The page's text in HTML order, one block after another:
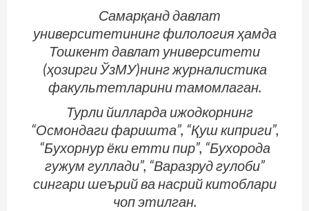
Самарқанд давлат
университетининг филология ҳамда
Тошкент давлат университети
(ҳозирги ЎзМУ)нинг журналистика
факультетларини тамомлаган.
Турли йилларда ижодкорнинг
“Осмондаги фаришта”, “Қуш киприги”,
“Бухорнур ёки етти пир”, “Бухорода
гужум гуллади”, “Варазруд гулоби”
сингари шеърий ва насрий китоблари
чоп этилган.